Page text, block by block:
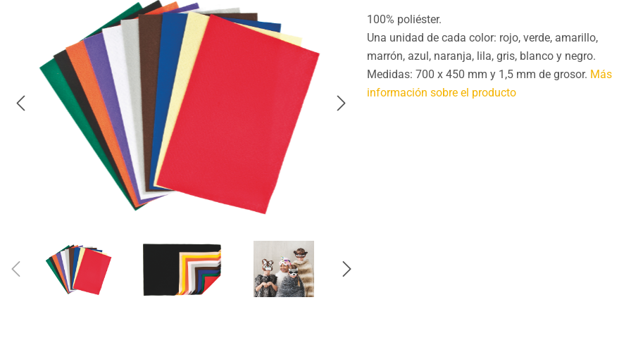
100% poliéster.
Una unidad de cada color: rojo, verde, amarillo,
marrón, azul, naranja, lila, gris, blanco y negro.
Medidas: 700 x 450 mm y 1,5 mm de grosor. Más
información sobre el producto